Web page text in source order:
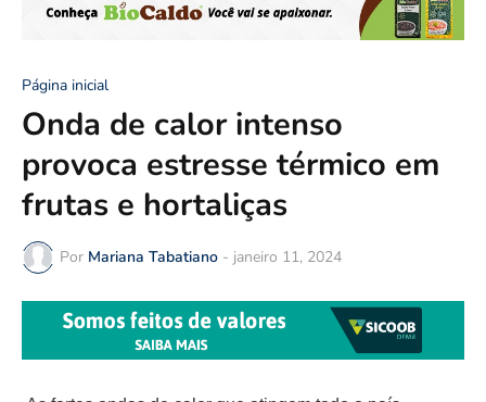
Página inicial
Onda de calor intenso
provoca estresse térmico em
frutas e hortaliças
Por Mariana Tabatiano - janeiro 11, 2024